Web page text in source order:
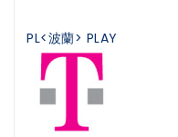
PL<波蘭> PLAY